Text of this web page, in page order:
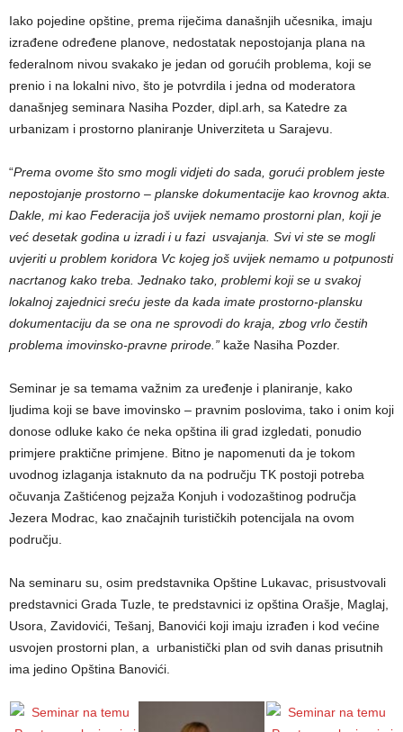
Iako pojedine opštine, prema riječima današnjih učesnika, imaju
izrađene određene planove, nedostatak nepostojanja plana na
federalnom nivou svakako je jedan od gorućih problema, koji se
prenio i na lokalni nivo, što je potvrdila i jedna od moderatora
današnjeg seminara Nasiha Pozder, dipl.arh, sa Katedre za
urbanizam i prostorno planiranje Univerziteta u Sarajevu.
“Prema ovome što smo mogli vidjeti do sada, gorući problem jeste
nepostojanje prostorno – planske dokumentacije kao krovnog akta.
Dakle, mi kao Federacija još uvijek nemamo prostorni plan, koji je
već desetak godina u izradi i u fazi usvajanja. Svi vi ste se mogli
uvjeriti u problem koridora Vc kojeg još uvijek nemamo u potpunosti
nacrtanog kako treba. Jednako tako, problemi koji se u svakoj
lokalnoj zajednici sreću jeste da kada imate prostorno-plansku
dokumentaciju da se ona ne sprovodi do kraja, zbog vrlo čestih
problema imovinsko-pravne prirode.” kaže Nasiha Pozder.
Seminar je sa temama važnim za uređenje i planiranje, kako
ljudima koji se bave imovinsko – pravnim poslovima, tako i onim koji
donose odluke kako će neka opština ili grad izgledati, ponudio
primjere praktične primjene. Bitno je napomenuti da je tokom
uvodnog izlaganja istaknuto da na području TK postoji potreba
očuvanja Zaštićenog pejzaža Konjuh i vodozaštinog područja
Jezera Modrac, kao značajnih turističkih potencijala na ovom
području.
Na seminaru su, osim predstavnika Opštine Lukavac, prisustvovali
predstavnici Grada Tuzle, te predstavnici iz opština Orašje, Maglaj,
Usora, Zavidovići, Tešanj, Banovići koji imaju izrađen i kod većine
usvojen prostorni plan, a urbanistički plan od svih danas prisutnih
ima jedino Opština Banovići.